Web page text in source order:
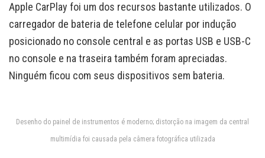
Apple CarPlay foi um dos recursos bastante utilizados. O
carregador de bateria de telefone celular por indução
posicionado no console central e as portas USB e USB-C
no console e na traseira também foram apreciadas.
Ninguém ficou com seus dispositivos sem bateria.
Desenho do painel de instrumentos é moderno; distorção na imagem da central
multimídia foi causada pela câmera fotográfica utilizada